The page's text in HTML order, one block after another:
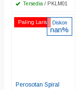
Tersedia / PKLM01
Paling Laris Diskon
nan%
Perosotan Spiral